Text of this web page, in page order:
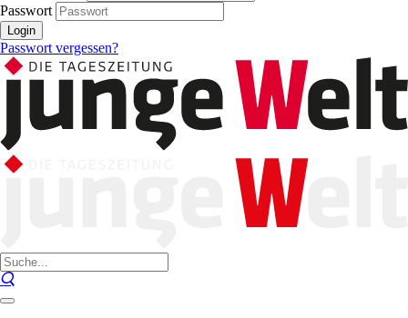
Passwort
Login
Passwort vergessen?